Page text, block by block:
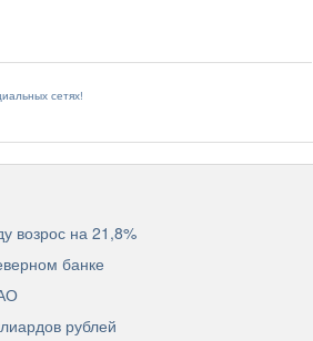
сетях!
возрос на 21,8%
банке
рублей